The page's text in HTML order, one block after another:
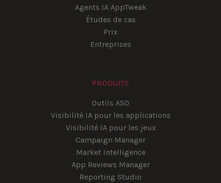
Agents IA AppTweak
Études de cas
Prix
Entreprises
PRODUITS
Outils ASO
Visibilité IA pour les applications
Visibilité IA pour les jeux
Campaign Manager
Market Intelligence
App Reviews Manager
Reporting Studio